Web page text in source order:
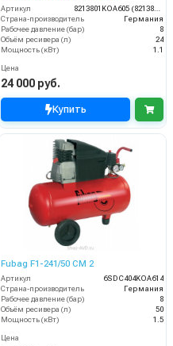
Артикул
Страна-производитель
Германия
Рабочее давление (бар)
8
Объём ресивера (л)
24
Мощность (кВт)
1.1
Цена
24 000 руб.
Купить
Fubag F1-241/50 CM 2
Артикул
6SDC404KOA614
Страна-производитель
Германия
Рабочее давление (бар)
8
Объём ресивера (л)
50
Мощность (кВт)
1.5
Цена